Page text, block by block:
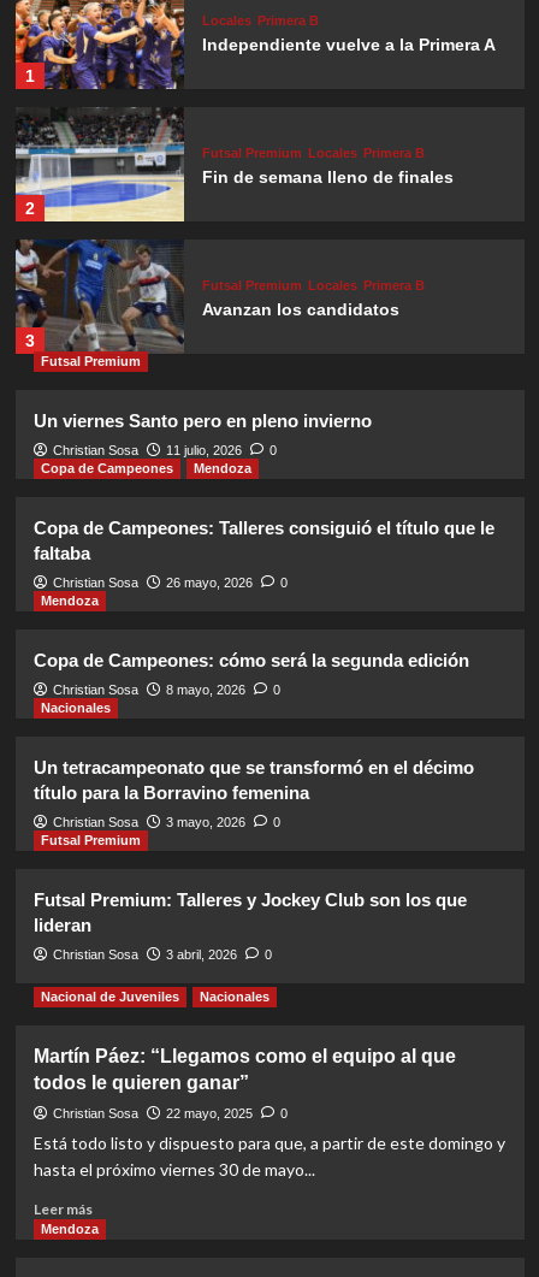
1
Locales Primera B
Independiente vuelve a la Primera A
2
Futsal Premium Locales Primera B
Fin de semana lleno de finales
3
Futsal Premium Locales Primera B
Avanzan los candidatos
Futsal Premium Locales Primera B
Clásico que fue para Jockey A
El regreso más esperado
Locales Primera B
Futsal Premium
Futsal Premium
4
Futsal Premium
Clásico que fue para Jockey A
Futsal Premium
Un viernes Santo pero en pleno invierno
Christian Sosa 11 julio, 2026
0
Copa de Campeones
Mendoza
Copa de Campeones: Talleres consiguió el título que le
faltaba
Christian Sosa 26 mayo, 2026
0
Mendoza
Copa de Campeones: cómo será la segunda edición
Christian Sosa 8 mayo, 2026
0
Nacionales
Un tetracampeonato que se transformó en el décimo
título para la Borravino femenina
Christian Sosa 3 mayo, 2026
0
Futsal Premium
Futsal Premium: Talleres y Jockey Club son los que
lideran
Christian Sosa 3 abril, 2026 0
Nacional de Juveniles Nacionales
Martín Páez: “Llegamos como el equipo al que
todos le quieren ganar”
Christian Sosa 22 mayo, 2025 0
Está todo listo y dispuesto para que, a partir de este domingo y
hasta el próximo viernes 30 de mayo...
Leer másRead
more
Mendoza